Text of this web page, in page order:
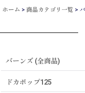
ホーム > 商品カテゴリ一覧 >
バーンズ (全商品)
ドカポップ125